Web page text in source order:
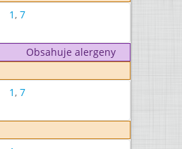
1, 7
Obsahuje alergeny
1, 7